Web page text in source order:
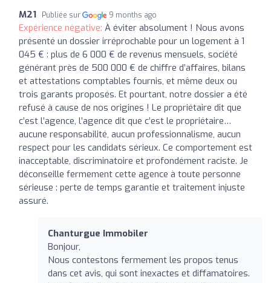
M21 Publiée sur 9 months ago
Expérience négative: À éviter absolument ! Nous avons
présenté un dossier irréprochable pour un logement à 1
045 € : plus de 6 000 € de revenus mensuels, société
générant près de 500 000 € de chiffre d’affaires, bilans
et attestations comptables fournis, et même deux ou
trois garants proposés. Et pourtant, notre dossier a été
refusé à cause de nos origines ! Le propriétaire dit que
c’est l’agence, l’agence dit que c’est le propriétaire…
aucune responsabilité, aucun professionnalisme, aucun
respect pour les candidats sérieux. Ce comportement est
inacceptable, discriminatoire et profondément raciste. Je
déconseille fermement cette agence à toute personne
sérieuse : perte de temps garantie et traitement injuste
assuré.
Chanturgue Immobiler
Bonjour,
Nous contestons fermement les propos tenus
dans cet avis, qui sont inexactes et diffamatoires.